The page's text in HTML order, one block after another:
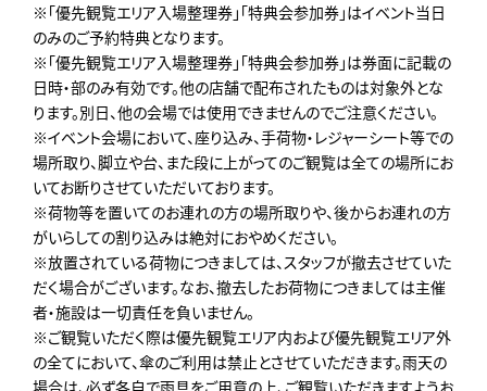
※「優先観覧エリア入場整理券」「特典会参加券」はイベント当日
のみのご予約特典となります。
※「優先観覧エリア入場整理券」「特典会参加券」は券面に記載の
日時・部のみ有効です。他の店舗で配布されたものは対象外とな
ります。別日、他の会場では使用できませんのでご注意ください。
※イベント会場において、座り込み、手荷物・レジャーシート等での
場所取り、脚立や台、また段に上がってのご観覧は全ての場所にお
いてお断りさせていただいております。
※荷物等を置いてのお連れの方の場所取りや、後からお連れの方
がいらしての割り込みは絶対におやめください。
※放置されている荷物につきましては、スタッフが撤去させていた
だく場合がございます。なお、撤去したお荷物につきましては主催
者・施設は一切責任を負いません。
※ご観覧いただく際は優先観覧エリア内および優先観覧エリア外
の全てにおいて、傘のご利用は禁止とさせていただきます。雨天の